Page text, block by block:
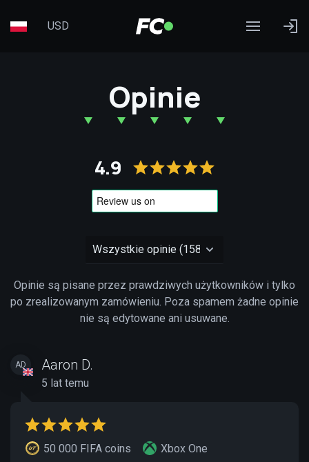
USD
Opinie
4.9
Opinie są pisane przez prawdziwych użytkowników i tylko
po zrealizowanym zamówieniu. Poza spamem żadne opinie
nie są edytowane ani usuwane.
AD Aaron D.
5 lat temu
50 000 FIFA coins Xbox One